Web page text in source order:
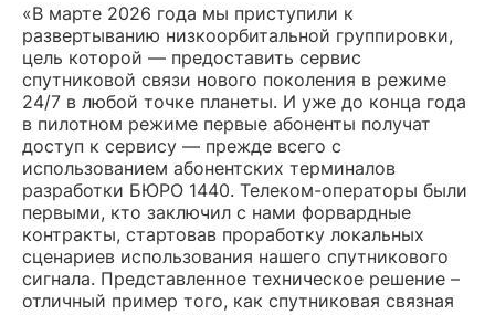
«В марте 2026 года мы приступили к
развертыванию низкоорбитальной группировки,
цель которой — предоставить сервис
спутниковой связи нового поколения в режиме
24/7 в любой точке планеты. И уже до конца года
в пилотном режиме первые абоненты получат
доступ к сервису — прежде всего с
использованием абонентских терминалов
разработки БЮРО 1440. Телеком-операторы были
первыми, кто заключил с нами форвардные
контракты, стартовав проработку локальных
сценариев использования нашего спутникового
сигнала. Представленное техническое решение –
отличный пример того, как спутниковая связная